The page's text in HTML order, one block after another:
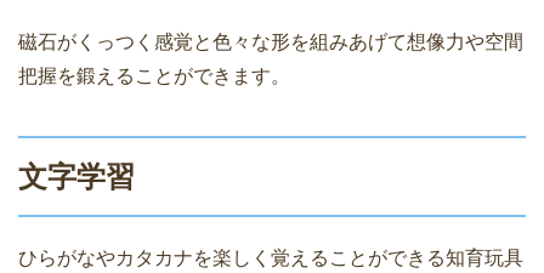
磁石がくっつく感覚と色々な形を組みあげて想像力や空間
把握を鍛えることができます。
文字学習
ひらがなやカタカナを楽しく覚えることができる知育玩具